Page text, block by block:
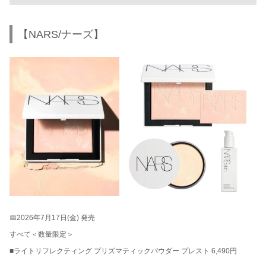
【NARS/ナーズ】
📅2026年7月17日(金) 発売
すべて＜数量限定＞
■ライトリフレクティング プリズマティックパウダー プレスト 6,490円